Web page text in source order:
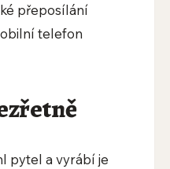
přeposílání
telefon
pytel a vyrábí je